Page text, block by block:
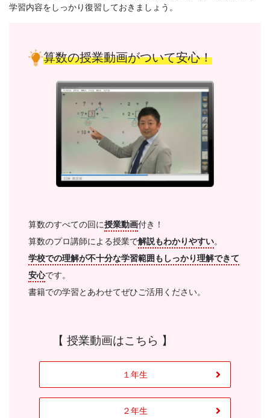
学学習内容をしっかり復習しておきましょう。
算数の授業動画がついて安心！
算数のすべての回に授業動画付き！
算数のプロ講師による授業で解説もわかりやすい。
学校での理解が不十分な学習範囲もしっかり理解できて
安心です。
書籍での学習とあわせてぜひご活用ください。
【 授業動画はこちら 】
１年生
２年生